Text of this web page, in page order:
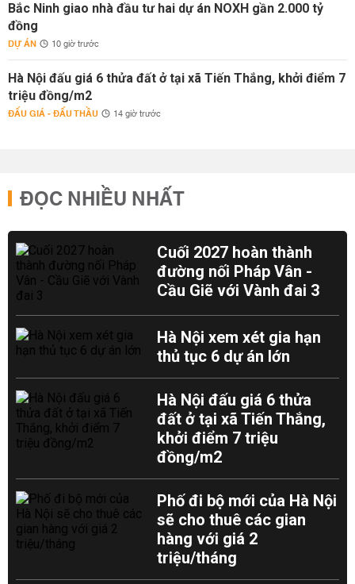
Bắc Ninh giao nhà đầu tư hai dự án NOXH gần 2.000 tỷ
đồng
DỰ ÁN 10 giờ trước
Hà Nội đấu giá 6 thửa đất ở tại xã Tiến Thắng, khởi điểm 7
triệu đồng/m2
ĐẤU GIÁ - ĐẤU THẦU 14 giờ trước
ĐỌC NHIỀU NHẤT
Cuối 2027 hoàn thành
đường nối Pháp Vân -
Cầu Giẽ với Vành đai 3
Hà Nội xem xét gia hạn
thủ tục 6 dự án lớn
Hà Nội đấu giá 6 thửa
đất ở tại xã Tiến Thắng,
khởi điểm 7 triệu
đồng/m2
Phố đi bộ mới của Hà Nội
sẽ cho thuê các gian
hàng với giá 2
triệu/tháng